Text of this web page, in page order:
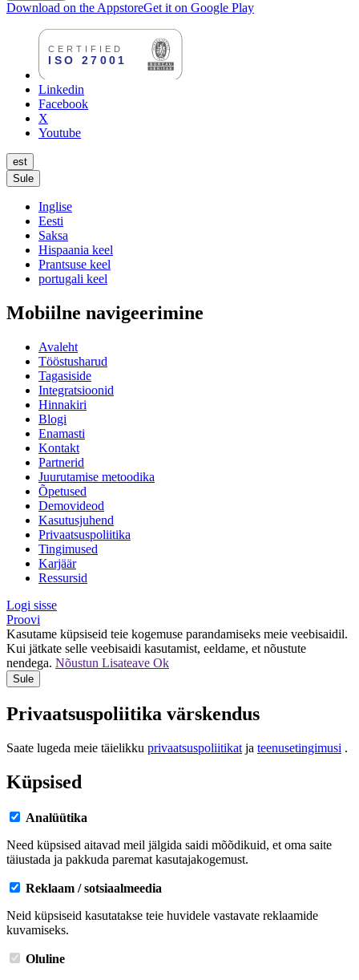
Download on the AppstoreGet it on Google Play
Linkedin
Facebook
X
Youtube
est
Sule
Inglise
Eesti
Saksa
Hispaania keel
Prantsuse keel
portugali keel
Mobiilne navigeerimine
Avaleht
Tööstusharud
Tagasiside
Integratsioonid
Hinnakiri
Blogi
Enamasti
Kontakt
Partnerid
Juurutamise metoodika
Õpetused
Demovideod
Kasutusjuhend
Privaatsuspoliitika
Tingimused
Karjäär
Ressursid
Logi sisse
Proovi
Kasutame küpsiseid teie kogemuse parandamiseks meie veebisaidil.
Kui jätkate selle veebisaidi kasutamist, eeldame, et nõustute
nendega. Nõustun Lisateave Ok
Sule
Privaatsuspoliitika värskendus
Saate lugeda meie täielikku privaatsuspoliitikat ja teenusetingimusi .
Küpsised
Analüütika
Need küpsised aitavad meil jälgida saidi mõõdikuid, et oma saite
täiustada ja pakkuda paremat kasutajakogemust.
Reklaam / sotsiaalmeedia
Neid küpsiseid kasutatakse teie huvidele vastavate reklaamide
kuvamiseks.
Oluline